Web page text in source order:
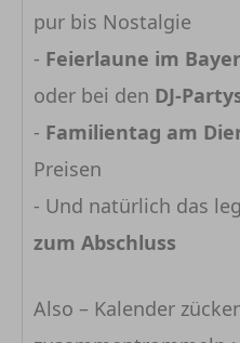
pur bis Nostalgie
- Feierlaune im
oder bei den DJ-
- Familientag am
Preisen
- Und natürlich das
zum Abschluss
Also – Kalender